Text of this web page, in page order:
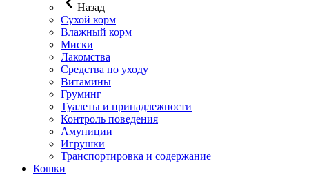
Назад
Сухой корм
Влажный корм
Миски
Лакомства
Средства по уходу
Витамины
Груминг
Туалеты и принадлежности
Контроль поведения
Амуниции
Игрушки
Транспортировка и содержание
Кошки